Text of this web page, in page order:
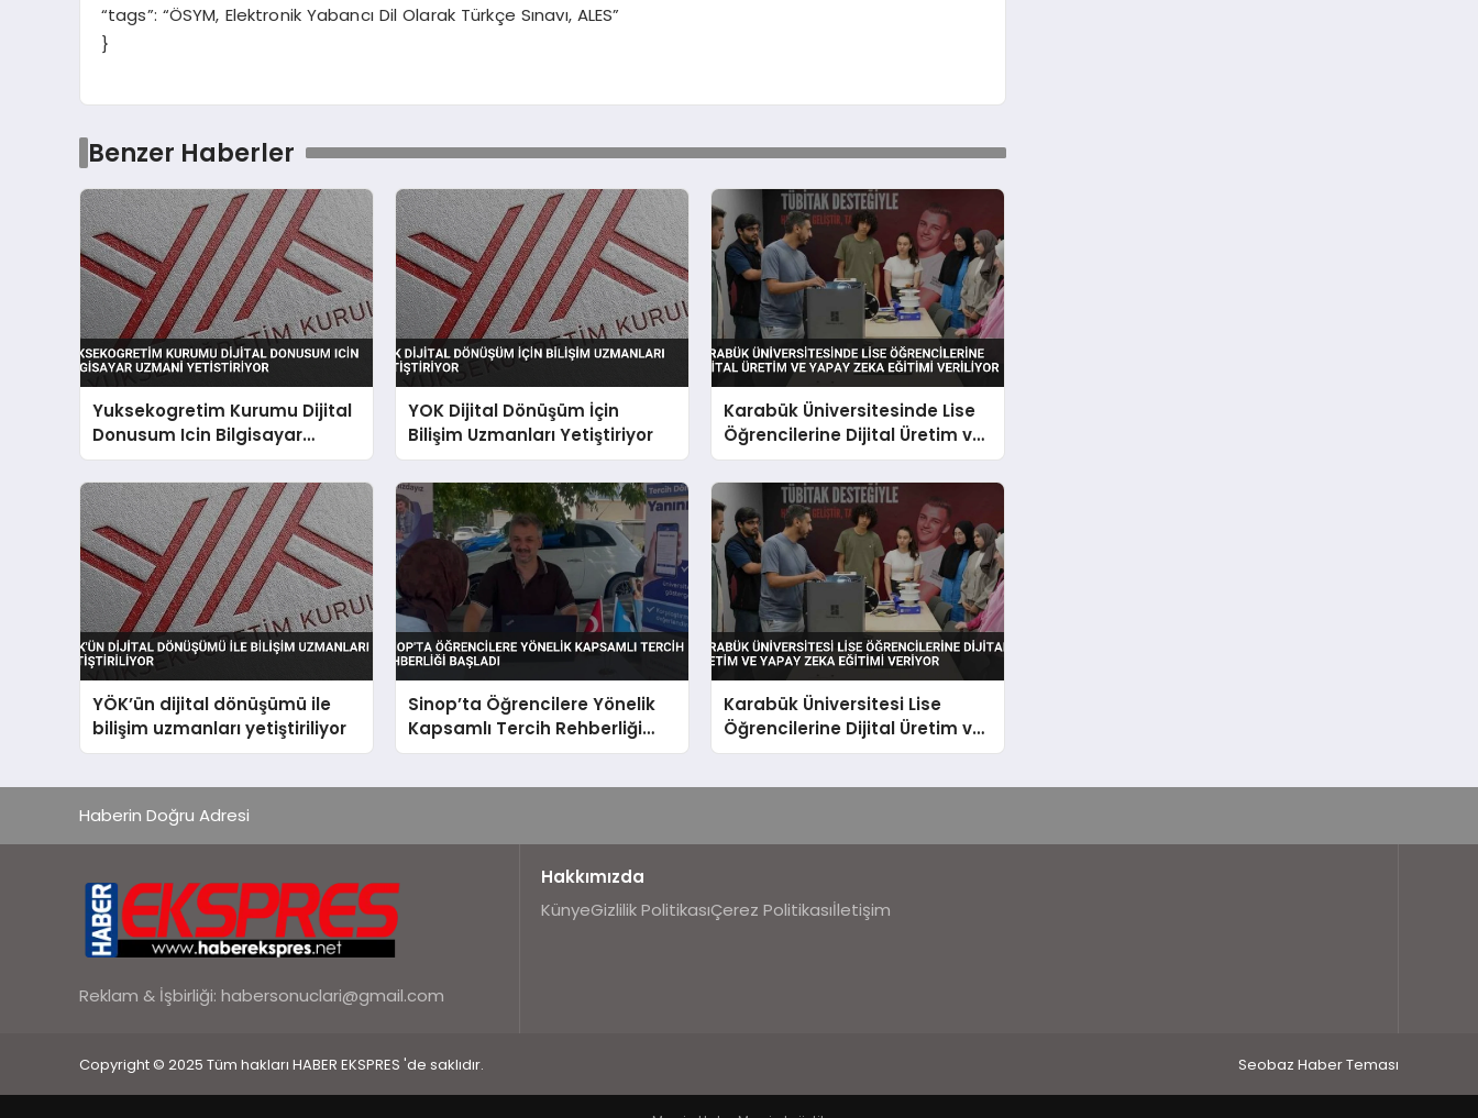
“tags”: “ÖSYM, Elektronik Yabancı Dil Olarak Türkçe Sınavı, ALES”
}
Benzer Haberler
Yuksekogretim Kurumu Dijital
Donusum Icin Bilgisayar
Uzmani Yetistiriyor
YOK Dijital Dönüşüm İçin
Bilişim Uzmanları Yetiştiriyor
Karabük Üniversitesinde Lise
Öğrencilerine Dijital Üretim ve
Yapay Zeka Eğitimi Veriliyor
YÖK’ün dijital dönüşümü ile
bilişim uzmanları yetiştiriliyor
Sinop’ta Öğrencilere Yönelik
Kapsamlı Tercih Rehberliği
Başladı
Karabük Üniversitesi Lise
Öğrencilerine Dijital Üretim ve
Yapay Zeka Eğitimi Veriyor
Haberin Doğru Adresi
Reklam & İşbirliği: habersonuclari@gmail.com
Hakkımızda
KünyeGizlilik PolitikasıÇerez Politikasıİletişim
Copyright © 2025 Tüm hakları HABER EKSPRES 'de saklıdır. Seobaz Haber Teması